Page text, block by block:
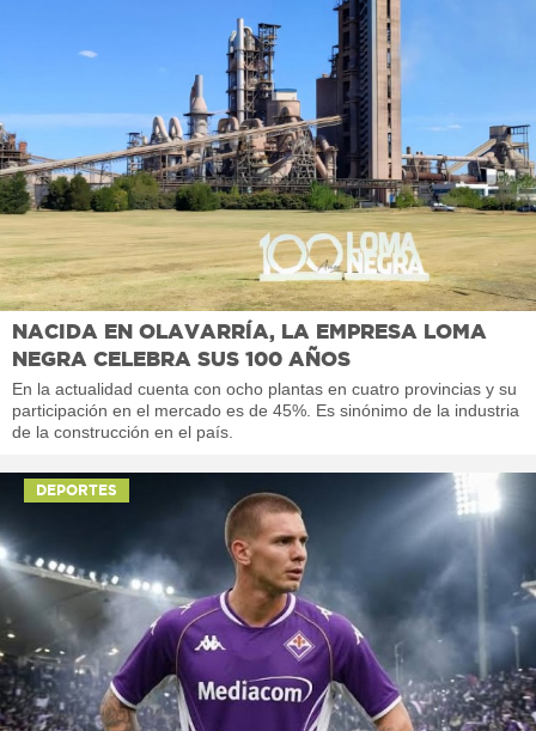
NACIDA EN OLAVARRÍA, LA EMPRESA LOMA
NEGRA CELEBRA SUS 100 AÑOS
En la actualidad cuenta con ocho plantas en cuatro provincias y su
participación en el mercado es de 45%. Es sinónimo de la industria
de la construcción en el país.
DEPORTES